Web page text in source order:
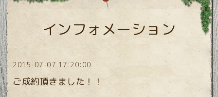
インフォメーション
2015-07-07 17:20:00
ご成約頂きました！！